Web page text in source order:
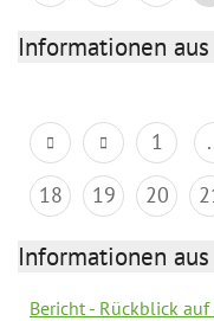
Informationen
1
18
19 20
Informationen
Bericht - Rückblick